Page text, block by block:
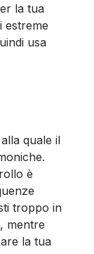
la tua
estreme
usa
quale il
è
troppo in
mentre
la tua